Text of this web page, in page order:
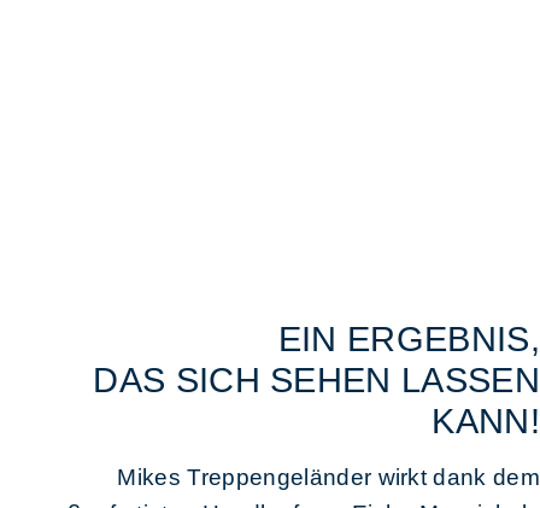
EIN ERGEBNIS,
DAS SICH SEHEN LASSEN
KANN!
Mikes Treppengeländer wirkt dank dem